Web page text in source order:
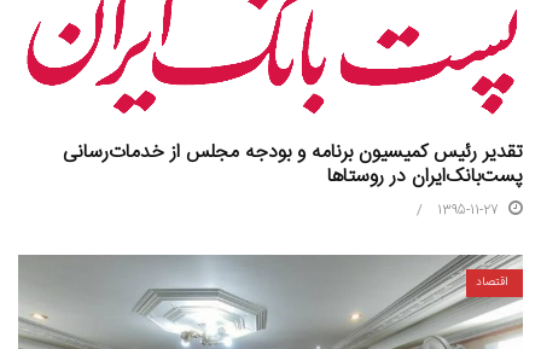
تقدیر رئیس کمیسیون برنامه و بودجه مجلس از خدمات‌رسانی
پست‌بانک‌ایران در روستاها
1395-11-27
اقتصاد